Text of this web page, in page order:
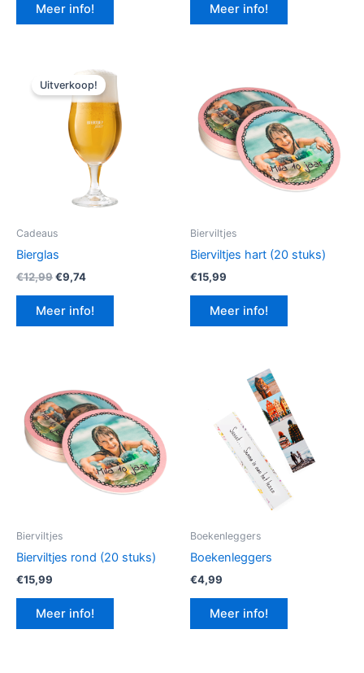
Meer info! Meer info!
Uitverkoop!
Cadeaus
Bierglas
€12,99Oorspronkelijke
was:
€12,99.
€9,74Huidige
is:
€9,74.
Meer info!
Bierviltjes
Bierviltjes hart (20 stuks)
€15,99
Meer info!
Bierviltjes
Bierviltjes rond (20 stuks)
€15,99
Meer info!
Boekenleggers
Boekenleggers
€4,99
Meer info!